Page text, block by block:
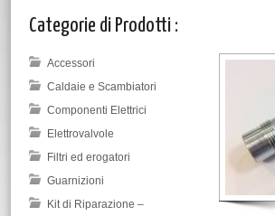
Categorie di Prodotti :
Accessori
Caldaie e Scambiatori
Componenti Elettrici
Elettrovalvole
Filtri ed erogatori
Guarnizioni
Kit di Riparazione –